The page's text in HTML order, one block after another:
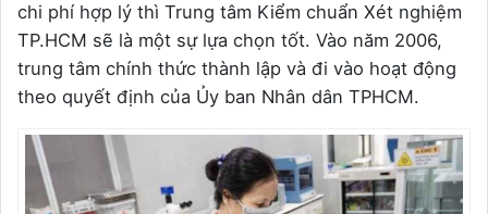
chi phí hợp lý thì Trung tâm Kiểm chuẩn Xét nghiệm
TP.HCM sẽ là một sự lựa chọn tốt. Vào năm 2006,
trung tâm chính thức thành lập và đi vào hoạt động
theo quyết định của Ủy ban Nhân dân TPHCM.